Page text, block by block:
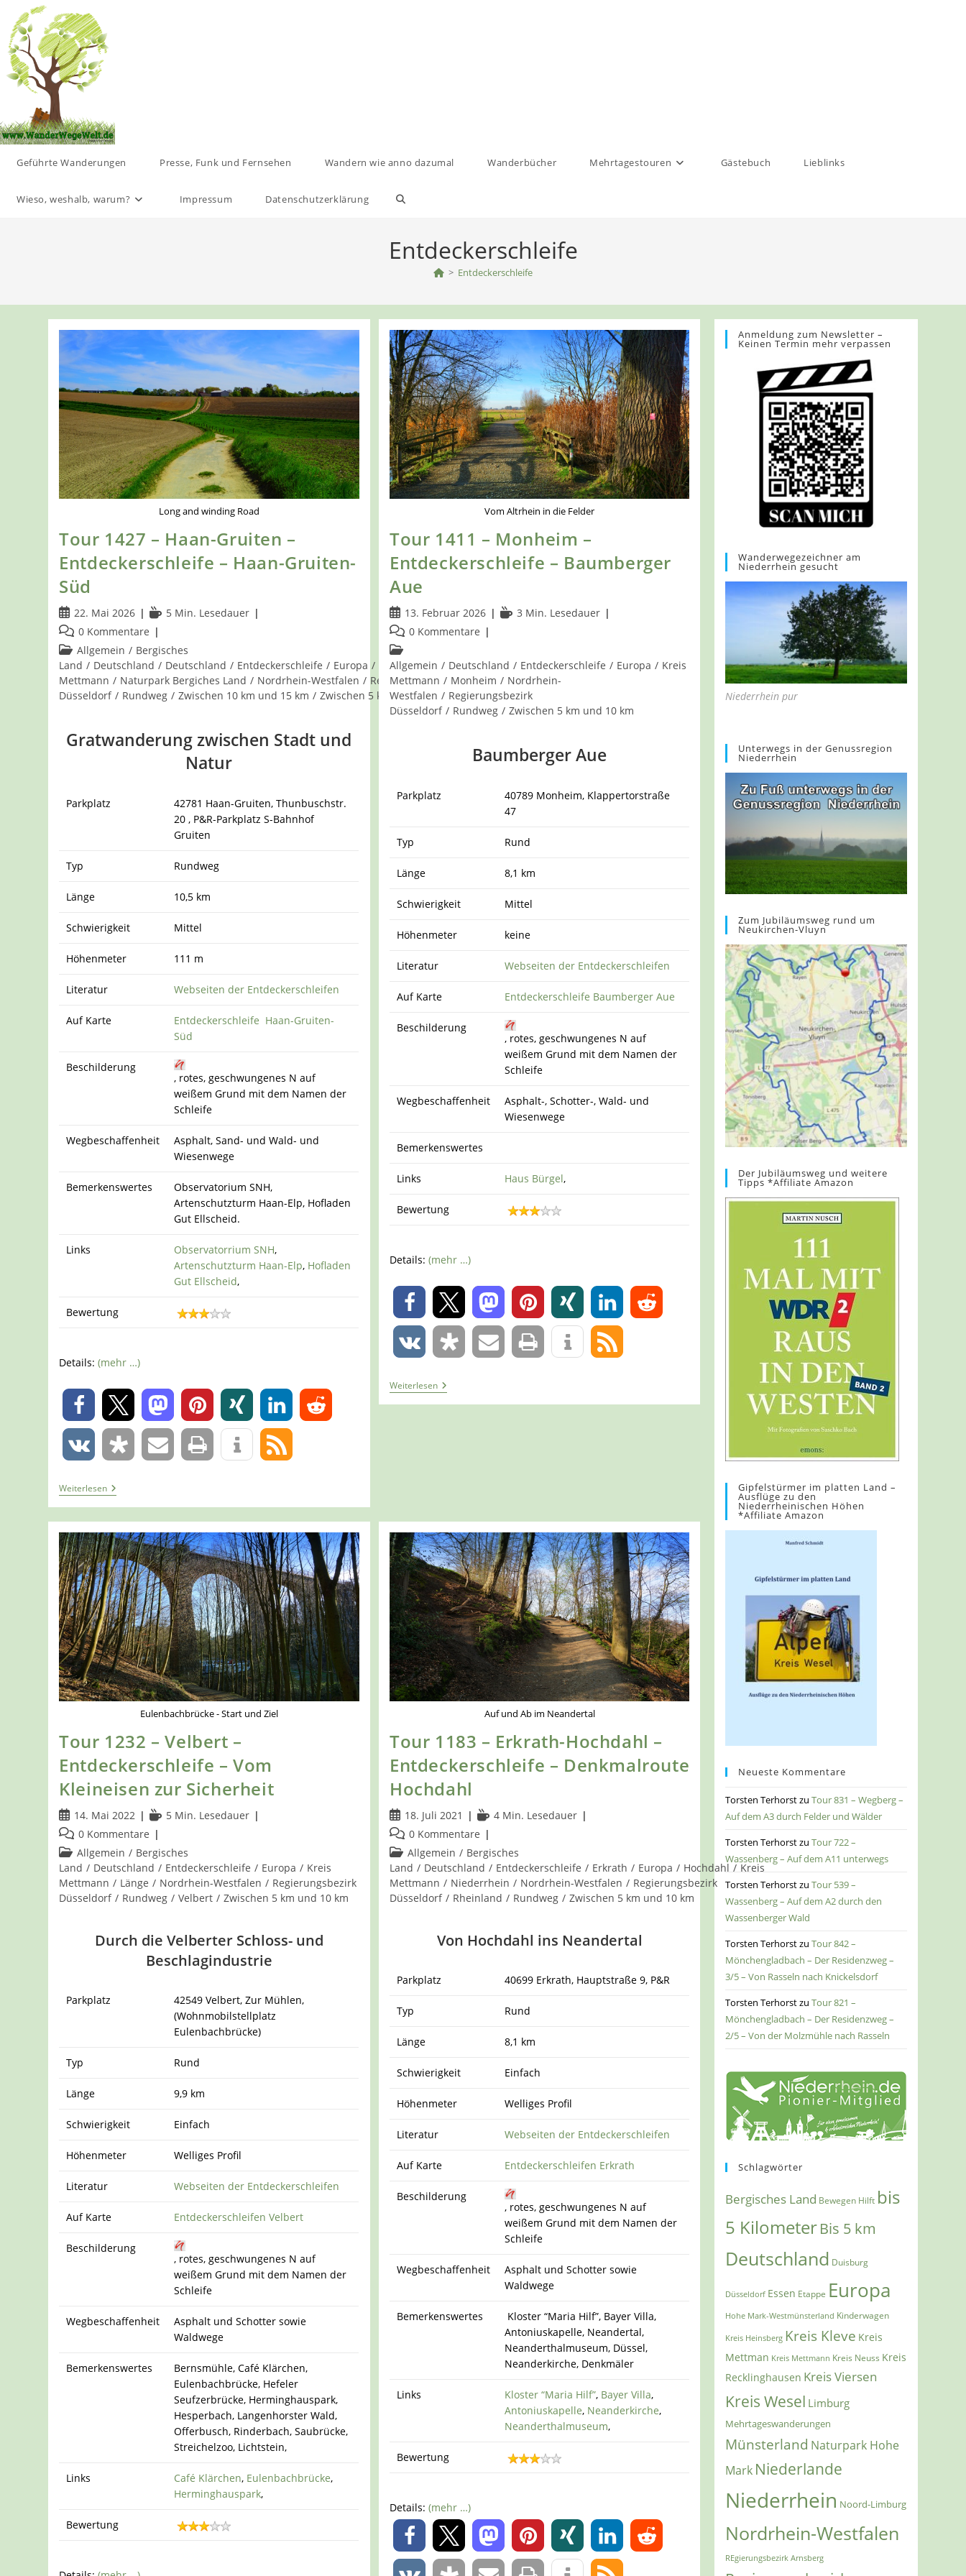
Inhalt
springen
Geführte Wanderungen Presse, Funk und Fernsehen Wandern wie anno dazumal Wanderbücher Mehrtagestouren Gästebuch Lieblinks
Wieso, weshalb, warum? Impressum Datenschutzerklärung Website-
umschalten
Entdeckerschleife
> Entdeckerschleife
Long and winding Road
Tour 1427 – Haan-Gruiten –
Entdeckerschleife – Haan-Gruiten-
Süd
Beitrag
veröffentlicht:
22. Mai 2026 Lesedauer:
5 Min. Lesedauer
Beitrags-
Kommentare:
0 Kommentare
Beitrags-
Kategorie:
Allgemein / Bergisches
Land / Deutschland / Deutschland / Entdeckerschleife / Europa / Gruiten / Haan / Kreis
Mettmann / Naturpark Bergiches Land / Nordrhein-Westfalen / Regierungsbezirk
Düsseldorf / Rundweg / Zwischen 10 km und 15 km / Zwischen 5 km und 10 km
Gratwanderung zwischen Stadt und
Natur
Parkplatz
42781 Haan-Gruiten, Thunbuschstr.
20 , P&R-Parkplatz S-Bahnhof
Gruiten
Typ Rundweg
Länge 10,5 km
Schwierigkeit Mittel
Höhenmeter 111 m
Literatur Webseiten der Entdeckerschleifen
Auf Karte
Entdeckerschleife Haan-Gruiten-
Süd
Beschilderung
, rotes, geschwungenes N auf
weißem Grund mit dem Namen der
Schleife
Wegbeschaffenheit
Asphalt, Sand- und Wald- und
Wiesenwege
Bemerkenswertes
Observatorium SNH,
Artenschutzturm Haan-Elp, Hofladen
Gut Ellscheid.
Links Observatorrium SNH,
Artenschutzturm Haan-Elp, Hofladen
Gut Ellscheid,
Bewertung
Details:(mehr …)
0
0
WeiterlesenTour
1427
–
Haan-
Gruiten
–
Entdeckerschleife
–
Haan-
Gruiten-
Süd
Vom Altrhein in die Felder
Tour 1411 – Monheim –
Entdeckerschleife – Baumberger
Aue
Beitrag
veröffentlicht:
13. Februar 2026 Lesedauer:
3 Min. Lesedauer
Beitrags-
Kommentare:
0 Kommentare
Beitrags-
Kategorie:
Allgemein / Deutschland / Entdeckerschleife / Europa / Kreis
Mettmann / Monheim / Nordrhein-
Westfalen / Regierungsbezirk
Düsseldorf / Rundweg / Zwischen 5 km und 10 km
Baumberger Aue
Parkplatz
40789 Monheim, Klappertorstraße
47
Typ Rund
Länge 8,1 km
Schwierigkeit Mittel
Höhenmeter keine
Literatur Webseiten der Entdeckerschleifen
Auf Karte Entdeckerschleife Baumberger Aue
Beschilderung
, rotes, geschwungenes N auf
weißem Grund mit dem Namen der
Schleife
Wegbeschaffenheit
Asphalt-, Schotter-, Wald- und
Wiesenwege
Bemerkenswertes
Links Haus Bürgel,
Bewertung
Details:(mehr …)
0
0
WeiterlesenTour
1411
–
Eulenbachbrücke - Start und Ziel
Tour 1232 – Velbert –
Entdeckerschleife – Vom
Kleineisen zur Sicherheit
Beitrag
veröffentlicht:
14. Mai 2022 Lesedauer:
5 Min. Lesedauer
Beitrags-
Kommentare:
0 Kommentare
Beitrags-
Kategorie:
Allgemein / Bergisches
Land / Deutschland / Entdeckerschleife / Europa / Kreis
Mettmann / Länge / Nordrhein-Westfalen / Regierungsbezirk
Düsseldorf / Rundweg / Velbert / Zwischen 5 km und 10 km
Durch die Velberter Schloss- und
Beschlagindustrie
Parkplatz
42549 Velbert, Zur Mühlen,
(Wohnmobilstellplatz
Eulenbachbrücke)
Typ Rund
Länge 9,9 km
Schwierigkeit Einfach
Höhenmeter Welliges Profil
Literatur Webseiten der Entdeckerschleifen
Auf Karte Entdeckerschleifen Velbert
Beschilderung
, rotes, geschwungenes N auf
weißem Grund mit dem Namen der
Schleife
Wegbeschaffenheit
Asphalt und Schotter sowie
Waldwege
Bemerkenswertes
Bernsmühle, Café Klärchen,
Eulenbachbrücke, Hefeler
Seufzerbrücke, Herminghauspark,
Hesperbach, Langenhorster Wald,
Offerbusch, Rinderbach, Saubrücke,
Streichelzoo, Lichtstein,
Links Café Klärchen, Eulenbachbrücke,
Herminghauspark,
Bewertung
Auf und Ab im Neandertal
Tour 1183 – Erkrath-Hochdahl –
Entdeckerschleife – Denkmalroute
Hochdahl
Beitrag
veröffentlicht:
18. Juli 2021 Lesedauer:
4 Min. Lesedauer
Beitrags-
Kommentare:
0 Kommentare
Beitrags-
Kategorie:
Allgemein / Bergisches
Land / Deutschland / Entdeckerschleife / Erkrath / Europa / Hochdahl / Kreis
Mettmann / Niederrhein / Nordrhein-Westfalen / Regierungsbezirk
Düsseldorf / Rheinland / Rundweg / Zwischen 5 km und 10 km
Von Hochdahl ins Neandertal
Parkplatz 40699 Erkrath, Hauptstraße 9, P&R
Typ Rund
Länge 8,1 km
Schwierigkeit Einfach
Höhenmeter Welliges Profil
Literatur Webseiten der Entdeckerschleifen
Auf Karte Entdeckerschleifen Erkrath
Beschilderung
, rotes, geschwungenes N auf
weißem Grund mit dem Namen der
Schleife
Wegbeschaffenheit
Asphalt und Schotter sowie
Waldwege
Bemerkenswertes
Kloster “Maria Hilf”, Bayer Villa,
Antoniuskapelle, Neandertal,
Neanderthalmuseum, Düssel,
Neanderkirche, Denkmäler
Links Kloster “Maria Hilf”, Bayer Villa,
Antoniuskapelle, Neanderkirche,
Neanderthalmuseum,
Bewertung
Details:(mehr …)
0
Anmeldung zum Newsletter –
Keinen Termin mehr verpassen
Wanderwegezeichner am
Niederrhein gesucht
Niederrhein pur
Unterwegs in der Genussregion
Niederrhein
Zum Jubiläumsweg rund um
Neukirchen-Vluyn
Der Jubiläumsweg und weitere
Tipps *Affiliate Amazon
Gipfelstürmer im platten Land –
Ausflüge zu den
Niederrheinischen Höhen
*Affiliate Amazon
Neueste Kommentare
Torsten TerhorstzuTour 831 – Wegberg –
Auf dem A3 durch Felder und Wälder
Torsten TerhorstzuTour 722 –
Wassenberg – Auf dem A11 unterwegs
Torsten TerhorstzuTour 539 –
Wassenberg – Auf dem A2 durch den
Wassenberger Wald
Torsten TerhorstzuTour 842 –
Mönchengladbach – Der Residenzweg –
3/5 – Von Rasseln nach Knickelsdorf
Torsten TerhorstzuTour 821 –
Mönchengladbach – Der Residenzweg –
2/5 – Von der Molzmühle nach Rasseln
Schlagwörter
Bergisches Land Bewegen Hilft bis
5 KilometerBis 5 km
Deutschland Duisburg
Düsseldorf Essen Etappe Europa
Hohe Mark-Westmünsterland Kinderwagen
Kreis Heinsberg Kreis Kleve Kreis
Mettman Kreis Mettmann Kreis Neuss Kreis
Recklinghausen Kreis Viersen
Kreis Wesel Limburg
Mehrtageswanderungen
Münsterland Naturpark Hohe
Mark Niederlande
Niederrhein Noord-Limburg
Nordrhein-Westfalen
REgierungsbezirk Arnsberg